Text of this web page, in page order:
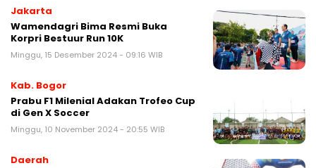
Jakarta
Wamendagri Bima Resmi Buka
Korpri Bestuur Run 10K
Minggu, 15 Desember 2024 - 09:16 WIB
Kab. Bogor
Prabu F1 Milenial Adakan Trofeo Cup
di Gen X Soccer
Minggu, 10 November 2024 - 20:55 WIB
Daerah